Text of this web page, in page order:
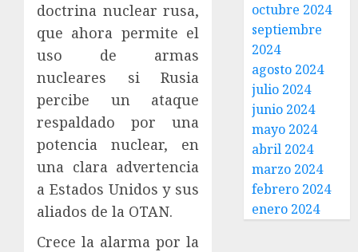
doctrina nuclear rusa,
que ahora permite el
uso de armas
nucleares si Rusia
percibe un ataque
respaldado por una
potencia nuclear, en
una clara advertencia
a Estados Unidos y sus
aliados de la OTAN.
Crece la alarma por la
octubre 2024
septiembre
2024
agosto 2024
julio 2024
junio 2024
mayo 2024
abril 2024
marzo 2024
febrero 2024
enero 2024